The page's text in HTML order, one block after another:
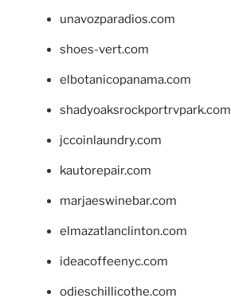
unavozparadios.com
shoes-vert.com
elbotanicopanama.com
shadyoaksrockportrvpark.com
jccoinlaundry.com
kautorepair.com
marjaeswinebar.com
elmazatlanclinton.com
ideacoffeenyc.com
odieschillicothe.com